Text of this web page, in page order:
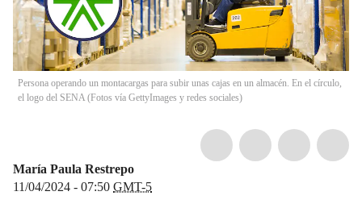
Persona operando un montacargas para subir unas cajas en un almacén. En el círculo,
el logo del SENA (Fotos vía GettyImages y redes sociales)
María Paula Restrepo
11/04/2024 - 07:50 GMT-5